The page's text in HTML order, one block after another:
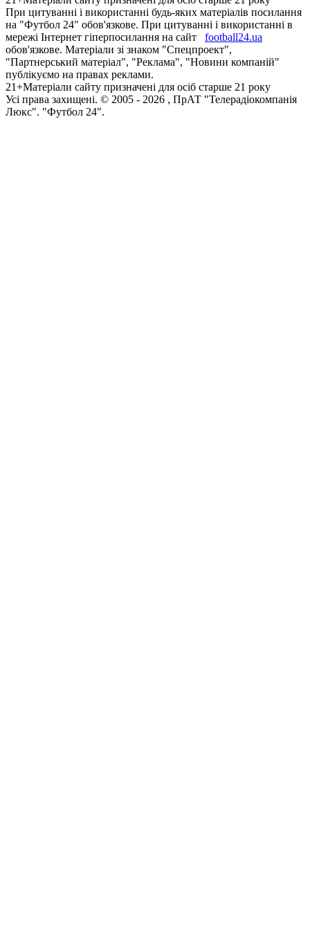
При цитуванні і використанні будь-яких матеріалів посилання
на "Футбол 24" обов'язкове. При цитуванні і використанні в
мережі Інтернет гіперпосилання на сайт
football24.ua
обов'язкове. Матеріали зі знаком "Спецпроект",
"Партнерський матеріал", "Реклама", "Новини компаній"
публікуємо на правах реклами.
21+Матеріали сайту призначені для осіб старше 21 року
Усi права захищенi. © 2005 - 2026 , ПрАТ "Телерадіокомпанія
Люкс". "Футбол 24".